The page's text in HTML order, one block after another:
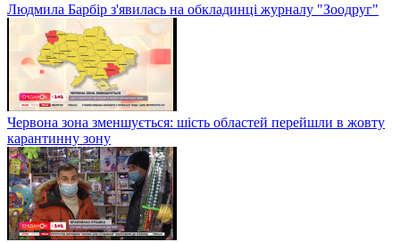
Людмила Барбір з'явилась на обкладинці журналу "Зоодруг"
Червона зона зменшується: шість областей перейшли в жовту
карантинну зону